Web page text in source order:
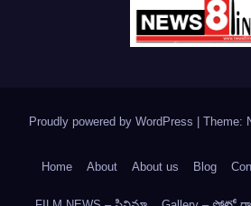
Proudly powered by WordPress Theme:
Home About About us Blog